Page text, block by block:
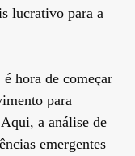
lucrativo para a
hora de começar
para
a análise de
emergentes